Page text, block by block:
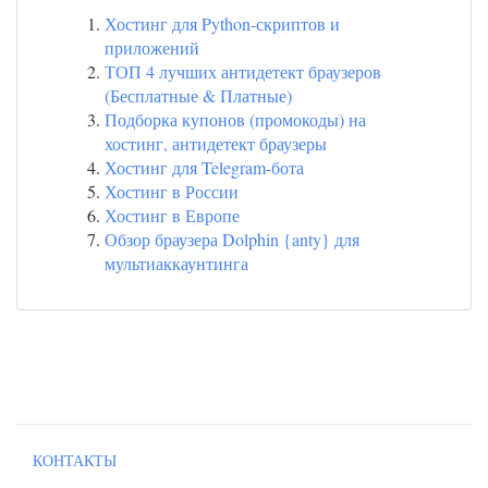
Хостинг для Python-скриптов и
приложений
ТОП 4 лучших антидетект браузеров
(Бесплатные & Платные)
Подборка купонов (промокоды) на
хостинг, антидетект браузеры
Хостинг для Telegram-бота
Хостинг в России
Хостинг в Европе
Обзор браузера Dolphin {anty} для
мультиаккаунтинга
КОНТАКТЫ